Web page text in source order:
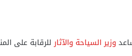
وزير السياحة والآثارللرقابة على